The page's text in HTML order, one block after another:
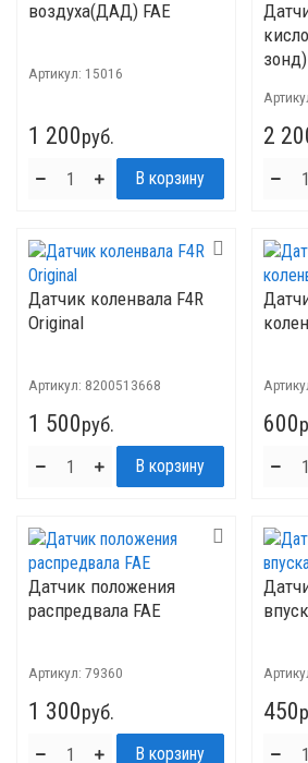
воздуха(ДАД) FAE
Артикул: 15016
1 200руб. 2
Датчик коленвала F4R
Original
Артикул: 8200513668
1 500руб. 600
Датчик положения
распредвала FAE
Артикул: 79360
1 300руб. 450